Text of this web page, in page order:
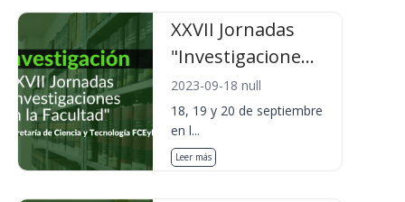
XXVII Jornadas
"Investigacione...
2023-09-18 null
18, 19 y 20 de septiembre
en l...
Leer más